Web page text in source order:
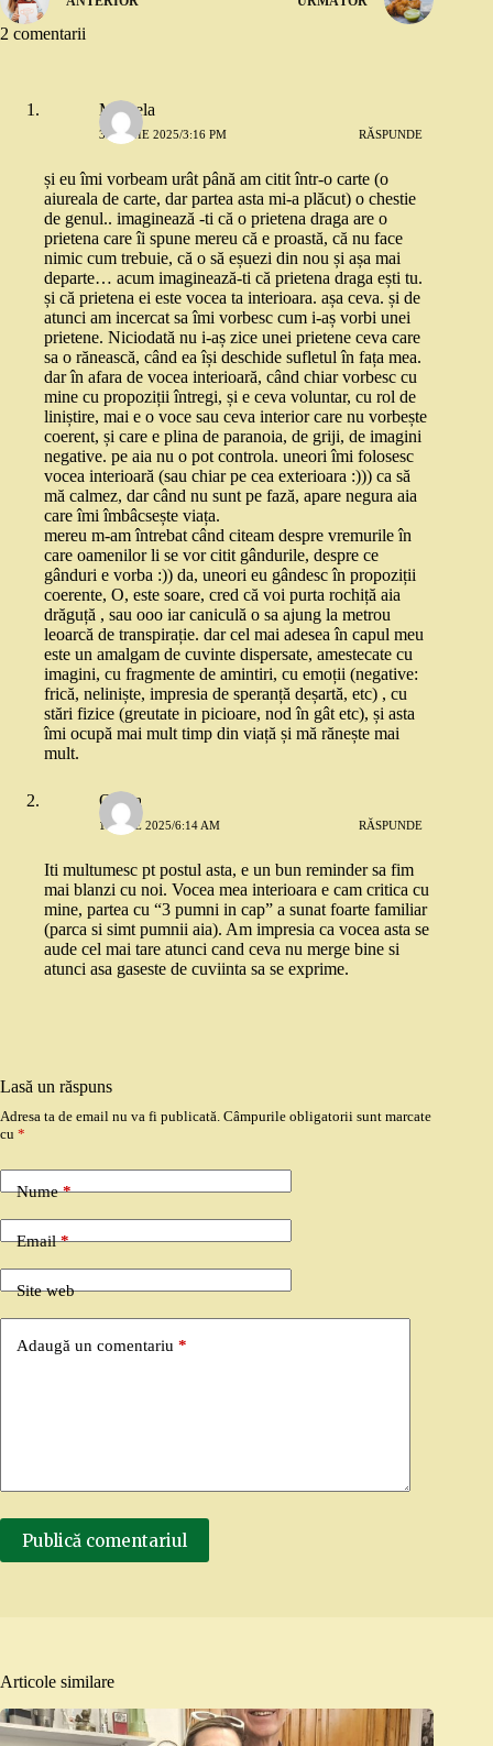
2 comentarii
Mihaela
30 IUNIE 2025/3:16 PM RĂSPUNDE
și eu îmi vorbeam urât până am citit într-o carte (o
aiureala de carte, dar partea asta mi-a plăcut) o chestie
de genul.. imaginează -ti că o prietena draga are o
prietena care îi spune mereu că e proastă, că nu face
nimic cum trebuie, că o să eșuezi din nou și așa mai
departe… acum imaginează-ti că prietena draga ești tu.
și că prietena ei este vocea ta interioara. așa ceva. și de
atunci am incercat sa îmi vorbesc cum i-aș vorbi unei
prietene. Niciodată nu i-aș zice unei prietene ceva care
sa o rănească, când ea își deschide sufletul în fața mea.
dar în afara de vocea interioară, când chiar vorbesc cu
mine cu propoziții întregi, și e ceva voluntar, cu rol de
liniștire, mai e o voce sau ceva interior care nu vorbește
coerent, și care e plina de paranoia, de griji, de imagini
negative. pe aia nu o pot controla. uneori îmi folosesc
vocea interioară (sau chiar pe cea exterioara :))) ca să
mă calmez, dar când nu sunt pe fază, apare negura aia
care îmi îmbâcsește viața.
mereu m-am întrebat când citeam despre vremurile în
care oamenilor li se vor citit gândurile, despre ce
gânduri e vorba :)) da, uneori eu gândesc în propoziții
coerente, O, este soare, cred că voi purta rochiță aia
drăguță , sau ooo iar caniculă o sa ajung la metrou
leoarcă de transpirație. dar cel mai adesea în capul meu
este un amalgam de cuvinte dispersate, amestecate cu
imagini, cu fragmente de amintiri, cu emoții (negative:
frică, neliniște, impresia de speranță deșartă, etc) , cu
stări fizice (greutate in picioare, nod în gât etc), și asta
îmi ocupă mai mult timp din viață și mă rănește mai
mult.
Olivia
1 IULIE 2025/6:14 AM RĂSPUNDE
Iti multumesc pt postul asta, e un bun reminder sa fim
mai blanzi cu noi. Vocea mea interioara e cam critica cu
mine, partea cu “3 pumni in cap” a sunat foarte familiar
(parca si simt pumnii aia). Am impresia ca vocea asta se
aude cel mai tare atunci cand ceva nu merge bine si
atunci asa gaseste de cuviinta sa se exprime.
Lasă un răspuns
Adresa ta de email nu va fi publicată. Câmpurile obligatorii sunt marcate
cu *
Nume*
Email*
Site web
Adaugă un comentariu *
Publică comentariul
Articole similare